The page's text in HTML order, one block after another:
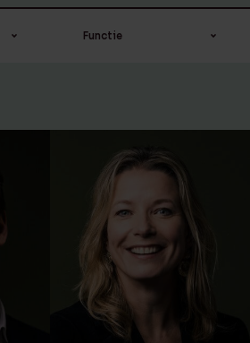
Functie
Campus recruiter
Compliance &
klantonderzoek
Compliance officer
Counsel
Hoofd digitale